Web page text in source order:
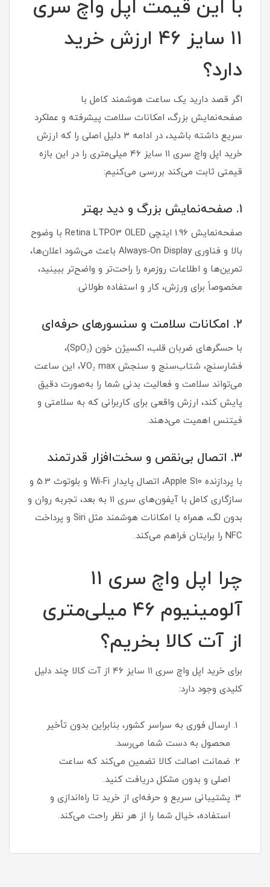
با این قیمت اپل واچ سری
۱۱ سایز ۴۶ ارزش خرید
دارد؟
اگر قصد دارید یک ساعت هوشمند کامل با
صفحه‌نمایش بزرگ، امکانات سلامت پیشرفته و عملکرد
سریع داشته باشید، در ادامه ۳ دلیل اصلی را که ارزش
خرید اپل واچ سری ۱۱ سایز ۴۶ میلی‌متری را در این بازه
قیمتی ثابت می‌کند بررسی می‌کنیم:
۱. صفحه‌نمایش بزرگ و دید بهتر
صفحه‌نمایش 1.96 اینچی Retina LTPO3 OLED با وضوح
بالا و فناوری Always‑On Display باعث می‌شود اعلان‌ها،
تمرین‌ها و اطلاعات روزمره را راحت‌تر و واضح‌تر ببینید،
مخصوصاً برای ورزش، کار و استفاده طولانی.
۲. امکانات سلامت و سنسورهای حرفه‌ای
با حسگرهای ضربان قلب، اکسیژن خون (SpO₂)،
فشارسنج، شتاب‌سنج و سنجش VO₂ max، این ساعت
می‌تواند سلامت و فعالیت بدنی شما را به‌صورت دقیق
پایش کند، ارزش واقعی برای کاربرانی که به سلامتی و
فیتنس اهمیت می‌دهند.
۳. اتصال بی‌نقص و سخت‌افزار قدرتمند
با پردازنده Apple S10، اتصال پایدار Wi‑Fi و بلوتوث 5.3 و
سازگاری کامل با آیفون‌های سری 11 به بعد، تجربه روان و
بدون لگ، همراه با امکانات هوشمند مثل Siri و پرداخت
NFC را برایتان فراهم می‌کند.
چرا اپل واچ سری ۱۱
آلومینیوم ۴۶ میلی‌متری
از آت کالا بخریم؟
برای خرید اپل واچ سری ۱۱ سایز ۴۶ از آت کالا چند دلیل
کلیدی وجود دارد:
ارسال فوری به سراسر کشور، بنابراین بدون تأخیر
محصول به دست شما می‌رسد.
ضمانت اصالت کالا تضمین می‌کند که ساعت
اصلی و بدون مشکل دریافت کنید.
پشتیبانی سریع و حرفه‌ای از خرید تا راه‌اندازی و
استفاده، خیال شما را از هر نظر راحت می‌کند.